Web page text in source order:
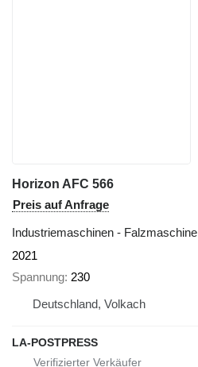
Horizon AFC 566
Preis auf Anfrage
Industriemaschinen - Falzmaschine
2021
Spannung 230
Deutschland, Volkach
LA-POSTPRESS